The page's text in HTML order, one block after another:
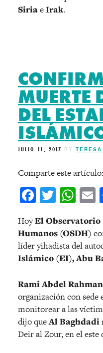
SiriaeIrak.
MUERTE
DEL
JULIO 11, 2017 BY
Comparte este artículo:
Facebook
HoyEl Observatorio
Humanos (OSDH)
líder yihadista del
Islámico (EI), Abu
Rami Abdel
organización con sede
monitorear a las
dijo queAl Baghdadi
Deir al Zour, en el este